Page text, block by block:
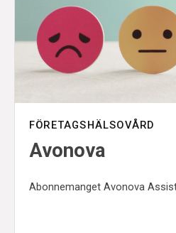
FÖRETAGSHÄLSOVÅRD
Avonova
Abonnemanget Avonova